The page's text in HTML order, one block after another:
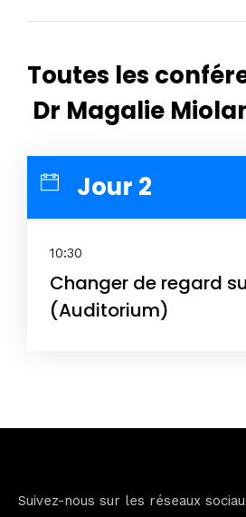
Toutes les
Dr Magalie
Jour 2
10:30
Changer de regard
(Auditorium)
Suivez-nous sur les réseaux